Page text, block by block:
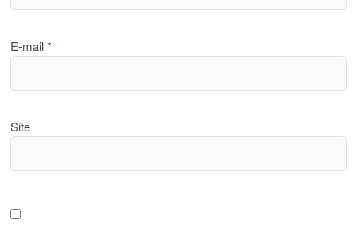
E-mail*
Site